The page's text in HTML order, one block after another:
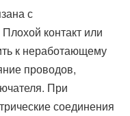
с
контакт или
к неработающему
проводов,
При
соединения